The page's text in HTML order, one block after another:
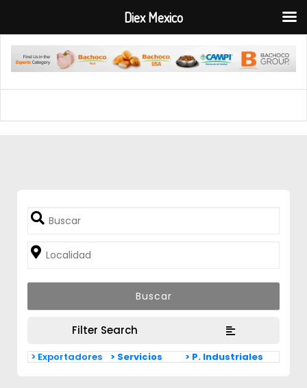
Filter Search
> Exportadores > Servicios > P. Industriales
Diex Mexico